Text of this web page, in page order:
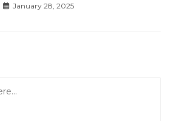
January 28, 2025